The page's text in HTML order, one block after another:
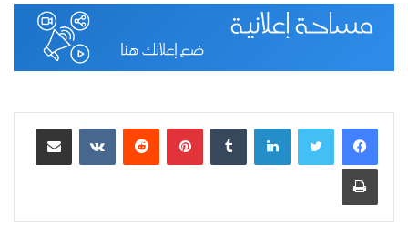
لينكدإن بينتيريست مشاركة عبر البريد
طباعة